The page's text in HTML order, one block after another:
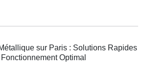
sur Paris : Solutions Rapides
Optimal